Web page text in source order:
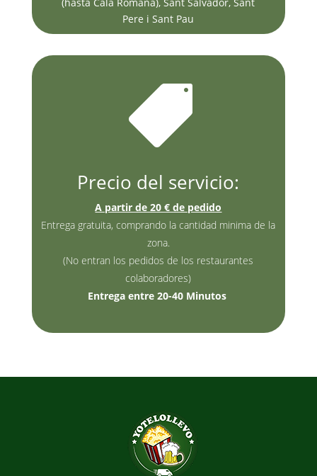
Pere i Sant Pau

Precio del servicio:
A partir de 20 € de pedido
Entrega gratuita, comprando la cantidad minima de la
zona.
(No entran los pedidos de los restaurantes
colaboradores)
Entrega entre 20-40 Minutos